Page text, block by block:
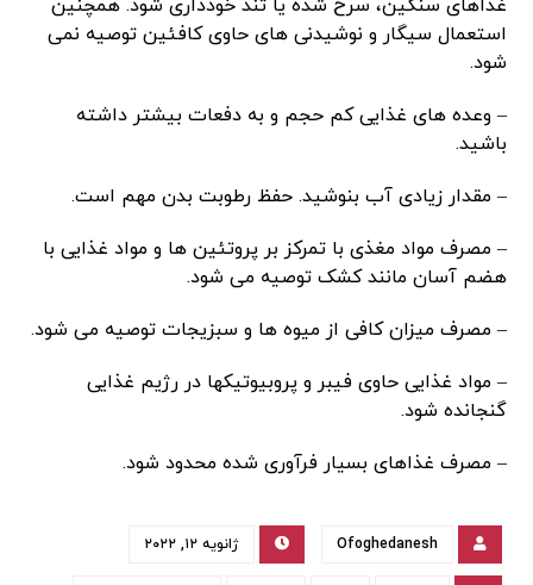
غذاهای سنگین، سرخ شده یا تند خودداری شود. همچنین
استعمال سیگار و نوشیدنی های حاوی کافئین توصیه نمی
شود.
– وعده های غذایی کم حجم و به دفعات بیشتر داشته
باشید.
– مقدار زیادی آب بنوشید. حفظ رطوبت بدن مهم است.
– مصرف مواد مغذی با تمرکز بر پروتئین ها و مواد غذایی با
هضم آسان مانند کشک توصیه می شود.
– مصرف میزان کافی از میوه ها و سبزیجات توصیه می شود.
– مواد غذایی حاوی فیبر و پروبیوتیکها در رژیم غذایی
گنجانده شود.
– مصرف غذاهای بسیار فرآوری شده محدود شود.
Ofoghedanesh ژانویه ۱۲, ۲۰۲۲